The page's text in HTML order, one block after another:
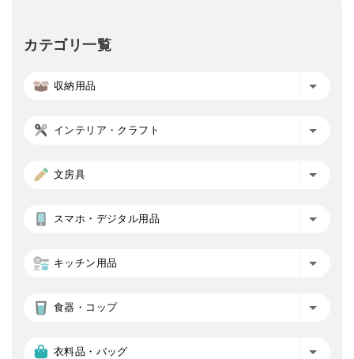
カテゴリ一覧
収納用品
インテリア・クラフト
文房具
スマホ・デジタル用品
キッチン用品
食器・コップ
衣料品・バッグ